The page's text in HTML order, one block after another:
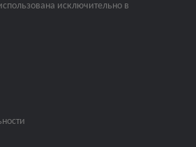
исключительно в